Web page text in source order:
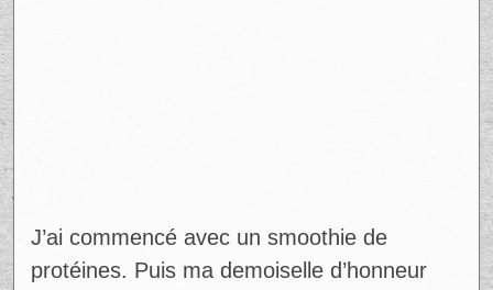
J’ai commencé avec un smoothie de
protéines. Puis ma demoiselle d’honneur